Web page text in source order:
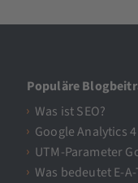
Populäre
Was ist SEO?
Google Analytics 4
UTM-Parameter
Was bedeutet E-